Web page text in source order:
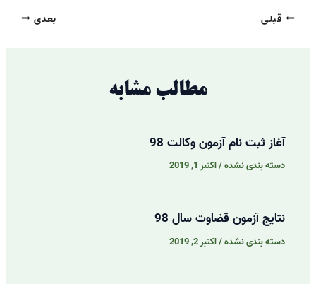
قبلی بعدی
مطالب مشابه
آغاز ثبت نام آزمون وکالت 98
دسته بندی نشده/اکتبر 1, 2019
نتایج آزمون قضاوت سال 98
دسته بندی نشده/اکتبر 2, 2019